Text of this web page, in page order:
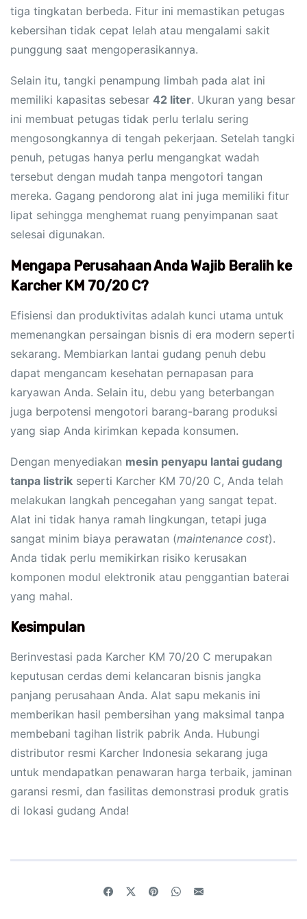
tiga tingkatan berbeda. Fitur ini memastikan petugas
kebersihan tidak cepat lelah atau mengalami sakit
punggung saat mengoperasikannya.
Selain itu, tangki penampung limbah pada alat ini
memiliki kapasitas sebesar 42 liter. Ukuran yang besar
ini membuat petugas tidak perlu terlalu sering
mengosongkannya di tengah pekerjaan. Setelah tangki
penuh, petugas hanya perlu mengangkat wadah
tersebut dengan mudah tanpa mengotori tangan
mereka. Gagang pendorong alat ini juga memiliki fitur
lipat sehingga menghemat ruang penyimpanan saat
selesai digunakan.
Mengapa Perusahaan Anda Wajib Beralih ke
Karcher KM 70/20 C?
Efisiensi dan produktivitas adalah kunci utama untuk
memenangkan persaingan bisnis di era modern seperti
sekarang. Membiarkan lantai gudang penuh debu
dapat mengancam kesehatan pernapasan para
karyawan Anda. Selain itu, debu yang beterbangan
juga berpotensi mengotori barang-barang produksi
yang siap Anda kirimkan kepada konsumen.
Dengan menyediakan mesin penyapu lantai gudang
tanpa listrik seperti Karcher KM 70/20 C, Anda telah
melakukan langkah pencegahan yang sangat tepat.
Alat ini tidak hanya ramah lingkungan, tetapi juga
sangat minim biaya perawatan (maintenance cost).
Anda tidak perlu memikirkan risiko kerusakan
komponen modul elektronik atau penggantian baterai
yang mahal.
Kesimpulan
Berinvestasi pada Karcher KM 70/20 C merupakan
keputusan cerdas demi kelancaran bisnis jangka
panjang perusahaan Anda. Alat sapu mekanis ini
memberikan hasil pembersihan yang maksimal tanpa
membebani tagihan listrik pabrik Anda. Hubungi
distributor resmi Karcher Indonesia sekarang juga
untuk mendapatkan penawaran harga terbaik, jaminan
garansi resmi, dan fasilitas demonstrasi produk gratis
di lokasi gudang Anda!